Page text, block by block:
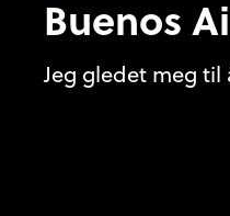
Buenos
Jeg gledet meg